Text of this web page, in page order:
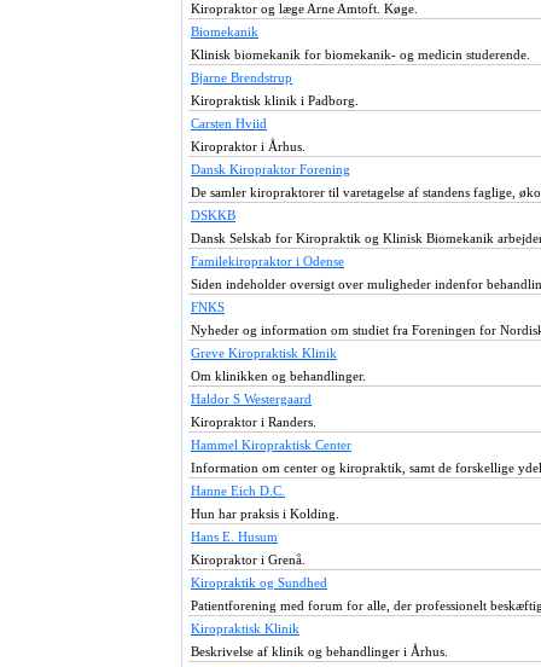
Kiropraktor og læge Arne Amtoft. Køge.
Biomekanik
Klinisk biomekanik for biomekanik- og medicin studerende.
Bjarne Brendstrup
Kiropraktisk klinik i Padborg.
Carsten Hviid
Kiropraktor i Århus.
Dansk Kiropraktor Forening
De samler kiropraktorer til varetagelse af standens faglige,
DSKKB
Dansk Selskab for Kiropraktik og Klinisk Biomekanik
Familekiropraktor i Odense
Siden indeholder oversigt over muligheder indenfor
FNKS
Nyheder og information om studiet fra Foreningen for
Greve Kiropraktisk Klinik
Om klinikken og behandlinger.
Haldor S Westergaard
Kiropraktor i Randers.
Hammel Kiropraktisk Center
Information om center og kiropraktik, samt de forskellige
Hanne Eich D.C.
Hun har praksis i Kolding.
Hans E. Husum
Kiropraktor i Grenå.
Kiropraktik og Sundhed
Patientforening med forum for alle, der professionelt
Kiropraktisk Klinik
Beskrivelse af klinik og behandlinger i Århus.